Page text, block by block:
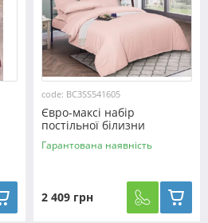
code: BC3SS541605
Євро-максі набір
постільної білизни
200*220 зі Страйп Сатину
№541605 KRISPOL™
Гарантована наявність
2 409 грн